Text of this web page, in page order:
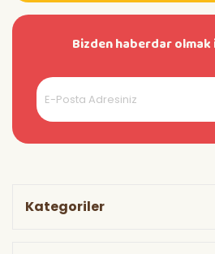
Bizden haberdar
Kategoriler